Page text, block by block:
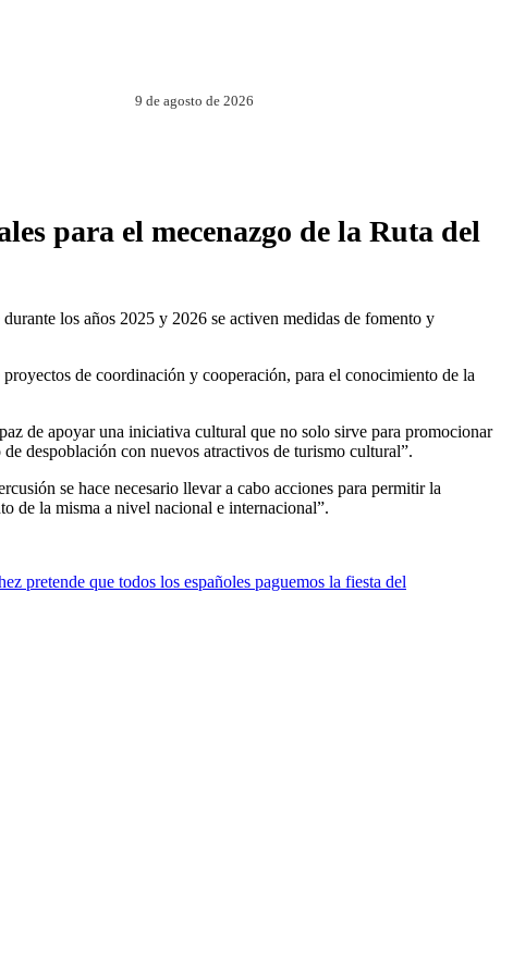
9 de agosto de 2026
para el mecenazgo de la Ruta del
los años 2025 y 2026 se activen medidas de fomento y
de coordinación y cooperación, para el conocimiento de la
de apoyar una iniciativa cultural que no solo sirve para promocionar
despoblación con nuevos atractivos de turismo cultural”.
se hace necesario llevar a cabo acciones para permitir la
de la misma a nivel nacional e internacional”.
pretende que todos los españoles paguemos la fiesta del